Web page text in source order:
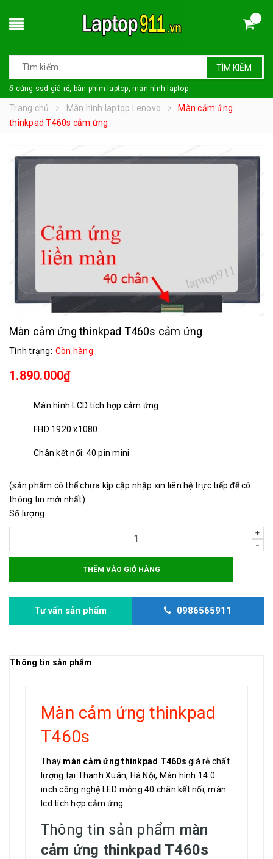
TÌM KIẾM
ổ cứng ssd giá rẻ, bàn phím laptop, màn hình laptop
Trang chủ Màn hình laptop Lenovo
Màn cảm ứng
thinkpad T460s cảm ứng
Màn cảm ứng thinkpad T460s cảm ứng
Tình trạng: Còn hàng
1.890.000₫
Màn hình LCD tích hợp cảm ứng
FHD 1920 x1080
Chân kết nối: 40 pin mini
(sản phẩm có thể chưa kịp cập nhập xin liên hệ trực tiếp để có
thông tin mới nhất)
Số lượng:
+
-
THÊM VÀO GIỎ HÀNG
Tư vấn sản phẩm 0986565911
Thông tin sản phẩm
Màn cảm ứng thinkpad
T460s
Thay màn cảm ứng thinkpad T460s giá rẻ chất
lượng tại Thanh Xuân, Hà Nội, Màn hình 14.0
inch công nghệ LED mỏng 40 chân kết nối, màn
lcd tích hợp cảm ứng.
Thông tin sản phẩm màn
cảm ứng thinkpad T460s